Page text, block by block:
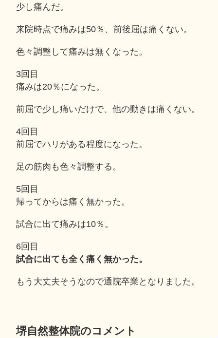
少し痛んだ。
来院時点で痛みは50％、前後屈は痛くない。
色々調整して痛みは無くなった。
3回目
痛みは20％になった。
前屈で少し痛いだけで、他の動きは痛くない。
4回目
前屈でハリがある程度になった。
足の筋肉も色々調整する。
5回目
帰ってからは痛く無かった。
試合に出て痛みは10％。
6回目
試合に出ても全く痛く無かった。
もう大丈夫そうなので通院卒業となりました。
堺自然整体院のコメント